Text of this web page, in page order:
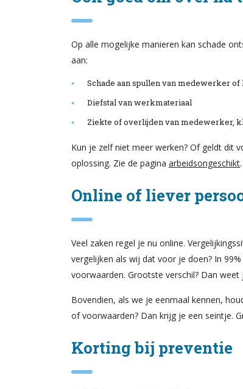
Op alle mogelijke manieren kan schade
aan:
Schade aan spullen van medewerker of
Diefstal van werkmateriaal
Ziekte of overlijden van medewerker,
Kun je zelf niet meer werken? Of geldt dit
oplossing. Zie de pagina arbeidsongeschikt.
Online of liever
Veel zaken regel je nu online.
vergelijken als wij dat voor je doen? In
voorwaarden. Grootste verschil? Dan
Bovendien, als we je eenmaal kennen,
of voorwaarden? Dan krijg je een seintje.
Korting bij preventie